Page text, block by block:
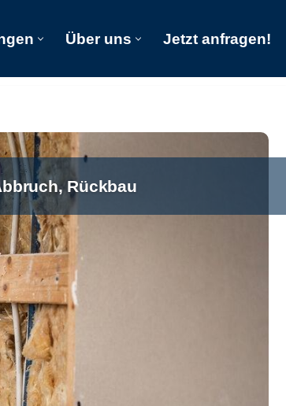
Über uns Jetzt anfragen!
Rückbau